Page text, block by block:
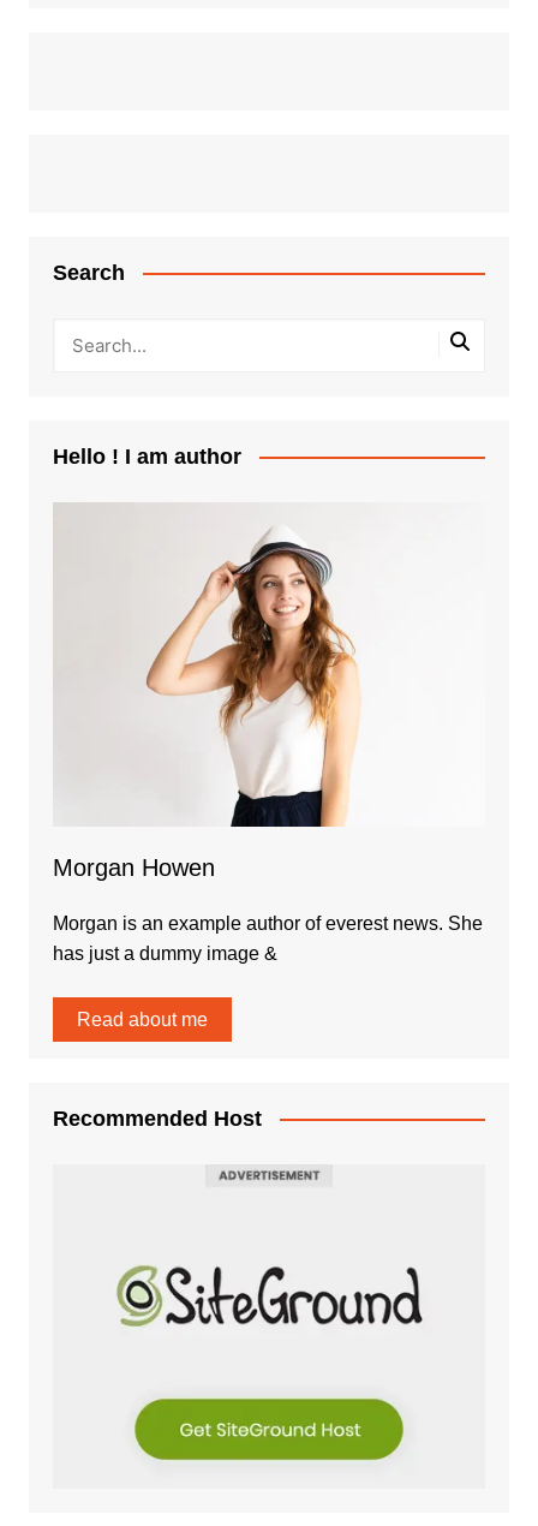
Search
Hello ! I am author
Morgan Howen
Morgan is an example author of everest news. She
has just a dummy image &
Read about me
Recommended Host